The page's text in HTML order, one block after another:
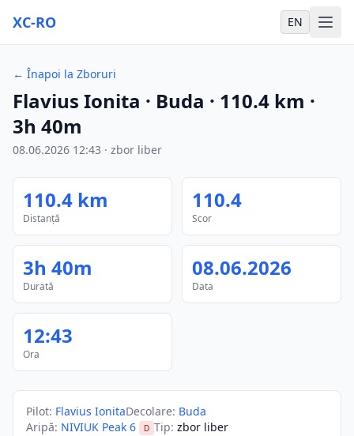
XC-RO EN
← Înapoi la Zboruri
Flavius Ionita · Buda · 110.4 km ·
3h 40m
08.06.2026 12:43 · zbor liber
110.4 km
Distanță
110.4
Scor
3h 40m
Durată
08.06.2026
Data
12:43
Ora
Pilot: Flavius IonitaDecolare: Buda
Aripă: NIVIUK Peak 6 D Tip: zbor liber